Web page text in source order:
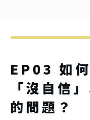
EP03 如
「沒自信
的問題？